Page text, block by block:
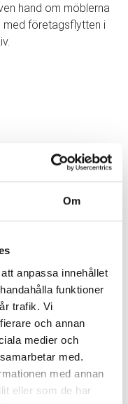
Om
anpassa innehållet
funktioner
trafik. Vi
och annan
medier och
med.
med annan
eller som de har
hand om möblerna
företagsflytten i
i samband med
med flysstäd/
lån av flyttkartonger.
har med flytten
över, när du anlitar
innebär att alla
tas hand om
såsom